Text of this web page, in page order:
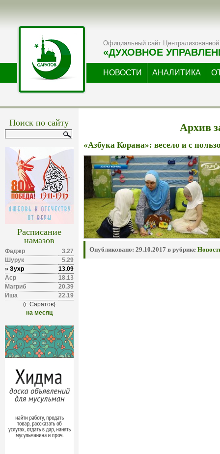
Официальный сайт Централизованной
«ДУХОВНОЕ
НОВОСТИ АНАЛИТИКА
Поиск по сайту
Расписание
намазов
Фаджр
3.27
Шурук
5.29
» Зухр
13.09
Аср
18.13
Магриб
20.39
Иша
22.19
(г. Саратов)
на месяц
Архив
«Азбука Корана»: весело и с
Опубликовано: 29.10.2017 в рубрике